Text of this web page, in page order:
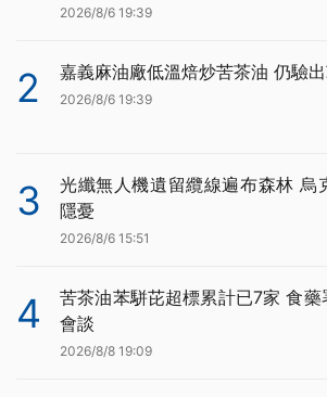
2026/8/6 19:39
2 嘉義麻油廠低溫焙炒苦茶油 仍驗
2026/8/6 19:39
3
光纖無人機遺留纜線遍布森林 烏
隱憂
2026/8/6 15:51
4
苦茶油苯駢芘超標累計已7家 食
會談
2026/8/8 19:09